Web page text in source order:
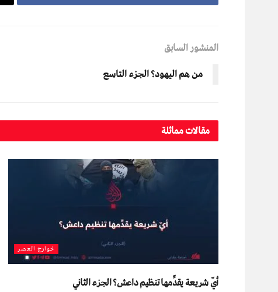
المنشور السابق
من هم اليهود؟ الجزء التاسع
مقالات مماثلة
خوارج العصر
أيّ شريعة يقدِّمها تنظيم داعش؟ الجزء الثاني